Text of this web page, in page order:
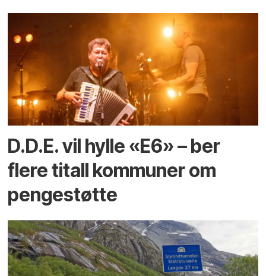
D.D.E. vil hylle «E6» – ber
flere titall kommuner om
pengestøtte